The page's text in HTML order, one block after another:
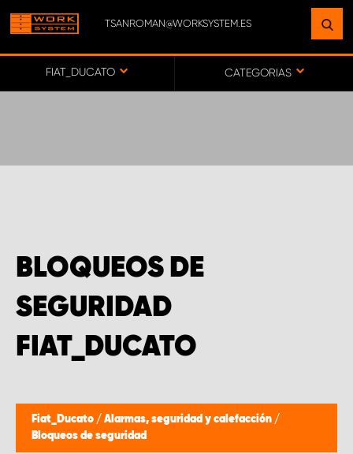
TSANROMAN@WORKSYSTEM.ES
FIAT_DUCATO CATEGORIAS
BLOQUEOS DE
SEGURIDAD
FIAT_DUCATO
Fiat_Ducato / Alarmas, seguridad y calefacción /
Bloqueos de seguridad
ENCUENTRE UNA INSTALACIÓN
CERCA DE USTED